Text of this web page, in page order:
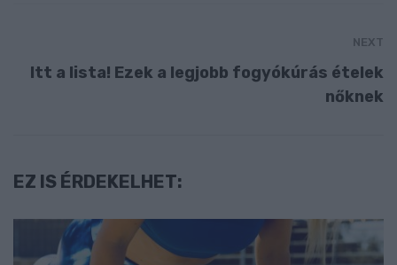
NEXT
Itt a lista! Ezek a legjobb fogyókúrás ételek
nőknek
EZ IS ÉRDEKELHET: